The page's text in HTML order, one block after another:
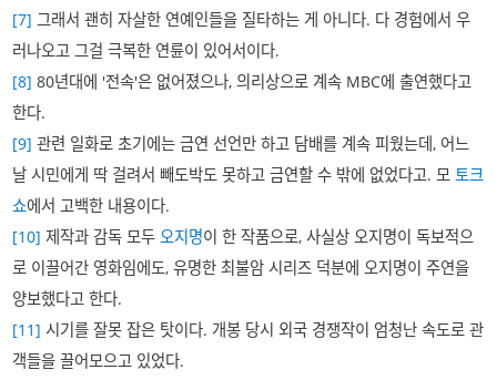
[7] 그래서 괜히 자살한 연예인들을 질타하는 게 아니다. 다 경험에서 우
러나오고 그걸 극복한 연륜이 있어서이다.
[8] 80년대에 '전속'은 없어졌으나, 의리상으로 계속 MBC에 출연했다고
한다.
[9] 관련 일화로 초기에는 금연 선언만 하고 담배를 계속 피웠는데, 어느
날 시민에게 딱 걸려서 빼도박도 못하고 금연할 수 밖에 없었다고. 모토크
쇼에서 고백한 내용이다.
[10] 제작과 감독 모두오지명이 한 작품으로, 사실상 오지명이 독보적으
로 이끌어간 영화임에도, 유명한 최불암 시리즈 덕분에 오지명이 주연을
양보했다고 한다.
[11] 시기를 잘못 잡은 탓이다. 개봉 당시 외국 경쟁작이 엄청난 속도로 관
객들을 끌어모으고 있었다.